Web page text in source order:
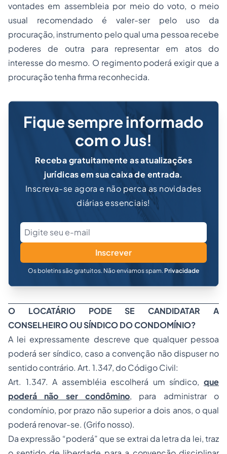
vontades em assembleia por meio do voto, o meio
usual recomendado é valer-ser pelo uso da
procuração, instrumento pelo qual uma pessoa recebe
poderes de outra para representar em atos do
interesse do mesmo. O regimento poderá exigir que a
procuração tenha firma reconhecida.
Fique sempre informado
com o Jus!
Receba gratuitamente as atualizações
jurídicas em sua caixa de entrada.
Inscreva-se agora e não perca as novidades
diárias essenciais!
Inscrever
Os boletins são gratuitos. Não enviamos spam. Privacidade
O LOCATÁRIO PODE SE CANDIDATAR A
CONSELHEIRO OU SÍNDICO DO CONDOMÍNIO?
A lei expressamente descreve que qualquer pessoa
poderá ser síndico, caso a convenção não dispuser no
sentido contrário. Art. 1.347, do Código Civil:
Art. 1.347. A assembléia escolherá um síndico, que
poderá não ser condômino, para administrar o
condomínio, por prazo não superior a dois anos, o qual
poderá renovar-se. (Grifo nosso).
Da expressão “poderá” que se extrai da letra da lei, traz